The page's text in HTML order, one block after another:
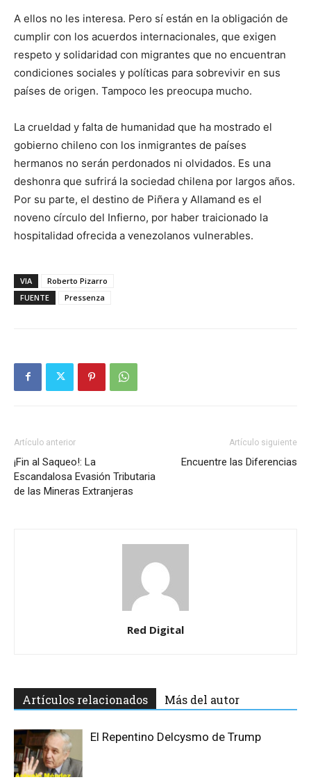
A ellos no les interesa. Pero sí están en la obligación de
cumplir con los acuerdos internacionales, que exigen
respeto y solidaridad con migrantes que no encuentran
condiciones sociales y políticas para sobrevivir en sus
países de origen. Tampoco les preocupa mucho.
La crueldad y falta de humanidad que ha mostrado el
gobierno chileno con los inmigrantes de países
hermanos no serán perdonados ni olvidados. Es una
deshonra que sufrirá la sociedad chilena por largos años.
Por su parte, el destino de Piñera y Allamand es el
noveno círculo del Infierno, por haber traicionado la
hospitalidad ofrecida a venezolanos vulnerables.
VIA
Roberto Pizarro
FUENTE
Pressenza
Artículo anterior
¡Fin al Saqueo!: La
Escandalosa Evasión Tributaria
de las Mineras Extranjeras
Artículo siguiente
Encuentre las Diferencias
Red Digital
Artículos relacionados Más del autor
El Repentino Delcysmo de Trump